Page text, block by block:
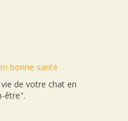
bonne santé
de votre chat en
être".